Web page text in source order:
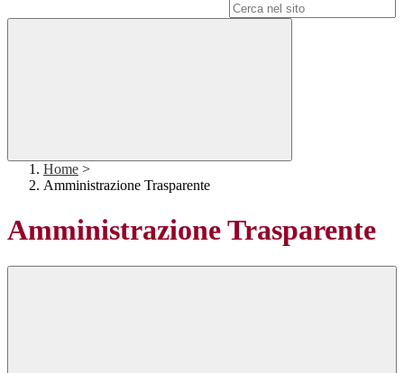
Home >
Amministrazione Trasparente
Amministrazione Trasparente